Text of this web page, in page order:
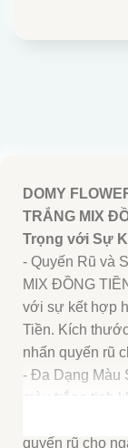
DOMY
TRẮNG MIX
Trọng với Sự
- Quyến Rũ và
MIX ĐỒNG
với sự kết hợp
Tiền. Kích
nhấn quyến rũ
- Đa Dạng Màu
màu trắng tinh
màu đỏ nồng
quyến rũ cho